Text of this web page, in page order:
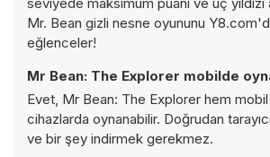
Mr. Bean gizli nesne oyununu
eğlenceler!
Mr Bean: The Explorer mobilde
Evet, Mr Bean: The Explorer hem
cihazlarda oynanabilir. Doğrudan
ve bir şey indirmek gerekmez.